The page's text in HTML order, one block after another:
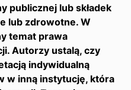
publicznej lub składek
lub zdrowotne. W
temat prawa
Autorzy ustalą, czy
indywidualną
w inną instytucję, która